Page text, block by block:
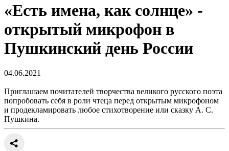
«Есть имена, как солнце» -
открытый микрофон в
Пушкинский день России
04.06.2021
Приглашаем почитателей творчества великого русского поэта
попробовать себя в роли чтеца перед открытым микрофоном
и продекламировать любое стихотворение или сказку А. С.
Пушкина.